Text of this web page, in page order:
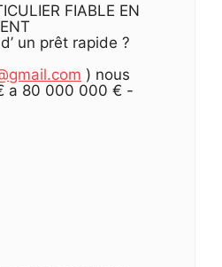
FIABLE EN
un prêt rapide ?
) nous
a 80 000 000 € -